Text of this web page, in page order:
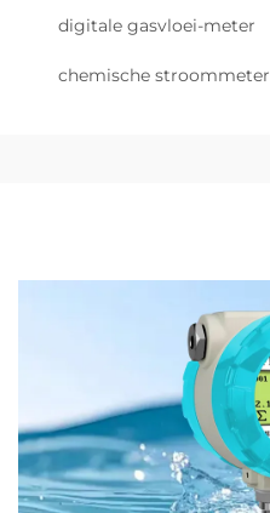
digitale gasvloei-meter
chemische stroommeter